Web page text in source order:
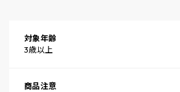
対象年齢
3歳以上
商品注意